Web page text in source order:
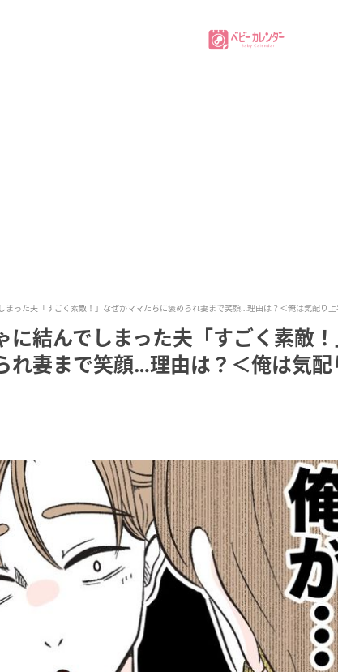
まった夫「すごく素敵！」なぜかママたちに褒められ妻まで笑顔…理由は？＜俺は気配り上
に結んでしまった夫「すごく素敵
れ妻まで笑顔…理由は？＜俺は気配